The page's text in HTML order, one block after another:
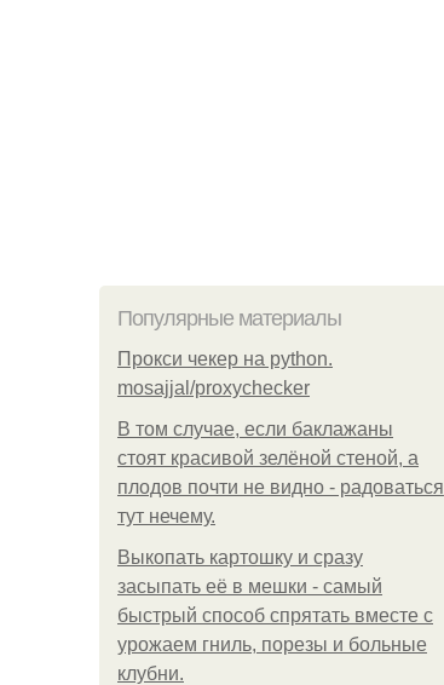
Популярные материалы
Прокси чекер на python.
mosajjal/proxychecker
В том случае, если баклажаны
стоят красивой зелёной стеной, а
плодов почти не видно - радоваться
тут нечему.
Выкопать картошку и сразу
засыпать её в мешки - самый
быстрый способ спрятать вместе с
урожаем гниль, порезы и больные
клубни.